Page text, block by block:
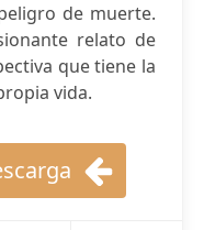
de muerte.
relato de
que tiene la
vida.